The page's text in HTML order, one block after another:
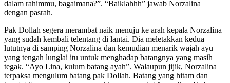
dalam rahimmu, bagaimana?”. “Baiklahhh” jawab Norzalina
dengan pasrah.
Pak Dollah segera merambat naik menuju ke arah kepala Norzalina
yang sudah kembali telentang di lantai. Dia meletakkan kedua
lututnya di samping Norzalina dan kemudian menarik wajah ayu
yang tengah lunglai itu untuk menghadap batangnya yang masih
tegak. “Ayo Lina, kulum batang ayah”. Walaupun jijik, Norzalina
terpaksa mengulum batang pak Dollah. Batang yang hitam dan